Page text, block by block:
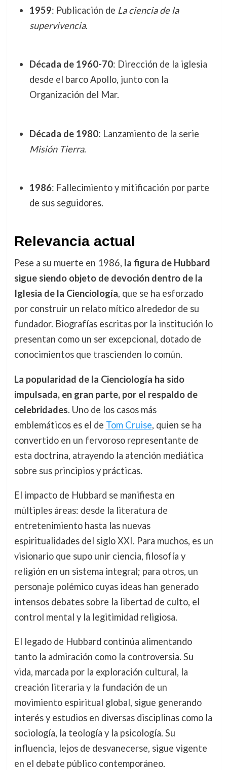
1959: Publicación de La ciencia de la
supervivencia.
Década de 1960-70: Dirección de la iglesia
desde el barco Apollo, junto con la
Organización del Mar.
Década de 1980: Lanzamiento de la serie
Misión Tierra.
1986: Fallecimiento y mitificación por parte
de sus seguidores.
Relevancia actual
Pese a su muerte en 1986, la figura de Hubbard
sigue siendo objeto de devoción dentro de la
Iglesia de la Cienciología, que se ha esforzado
por construir un relato mítico alrededor de su
fundador. Biografías escritas por la institución lo
presentan como un ser excepcional, dotado de
conocimientos que trascienden lo común.
La popularidad de la Cienciología ha sido
impulsada, en gran parte, por el respaldo de
celebridades. Uno de los casos más
emblemáticos es el de Tom Cruise, quien se ha
convertido en un fervoroso representante de
esta doctrina, atrayendo la atención mediática
sobre sus principios y prácticas.
El impacto de Hubbard se manifiesta en
múltiples áreas: desde la literatura de
entretenimiento hasta las nuevas
espiritualidades del siglo XXI. Para muchos, es un
visionario que supo unir ciencia, filosofía y
religión en un sistema integral; para otros, un
personaje polémico cuyas ideas han generado
intensos debates sobre la libertad de culto, el
control mental y la legitimidad religiosa.
El legado de Hubbard continúa alimentando
tanto la admiración como la controversia. Su
vida, marcada por la exploración cultural, la
creación literaria y la fundación de un
movimiento espiritual global, sigue generando
interés y estudios en diversas disciplinas como la
sociología, la teología y la psicología. Su
influencia, lejos de desvanecerse, sigue vigente
en el debate público contemporáneo.